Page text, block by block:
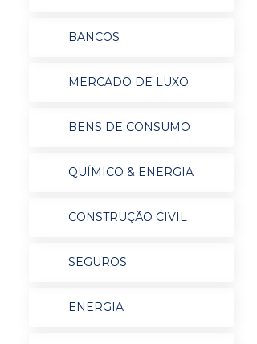
BANCOS
MERCADO DE LUXO
BENS DE CONSUMO
QUÍMICO & ENERGIA
CONSTRUÇÃO CIVIL
SEGUROS
ENERGIA